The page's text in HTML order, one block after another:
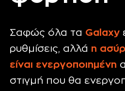
Σαφώς όλα τα Galaxy
ρυθμίσεις, αλλά η
είναι ενεργοποιημένη
στιγμή που θα